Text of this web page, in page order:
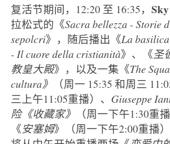
复活节期间，12:20 至 16:35，
拉松式的《Sacra bellezza - Storie
sepolcri》，随后播出《La
- Il cuore della cristianità》、《圣
教皇大殿》，以及一集《The
cultura》
（周一 15:35 和周三
三上午11:05重播）、 Giuseppe
险《收藏家》
（周一下午1:30重
《安塞姆》（周一下午2:00重播